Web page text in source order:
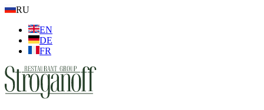
RU
EN
DE
FR